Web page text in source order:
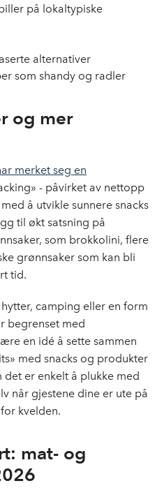
på lokaltypiske
alternativer
som shandy og radler
og mer
merket seg en
- påvirket av nettopp
å utvikle sunnere snacks
til økt satsning på
som brokkolini, flere
grønnsaker som kan bli
tid.
camping eller en form
begrenset med
en idé å sette sammen
med snacks og produkter
er enkelt å plukke med
når gjestene dine er ute på
kvelden.
mat- og